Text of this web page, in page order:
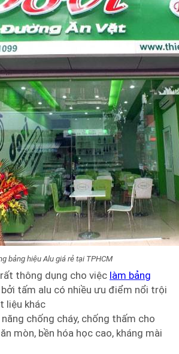
bảng hiệu Alu giá rẻ tại TPHCM
thông dụng cho việc làm bảng
tấm alu có nhiều ưu điểm nổi trội
liệu khác
chống cháy, chống thấm cho
mòn, bền hóa học cao, kháng mài